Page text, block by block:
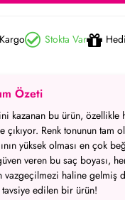
Stokta Var
Özeti
kazanan bu ürün, özellikle
çıkıyor. Renk tonunun tam
yüksek olması en çok
veren bu saç boyası,
vazgeçilmezi haline gelmiş
edilen bir ürün!